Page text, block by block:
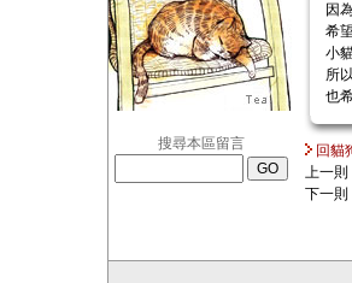
搜尋本區留言
因
希
小
所
也
回貓
上一則
下一則